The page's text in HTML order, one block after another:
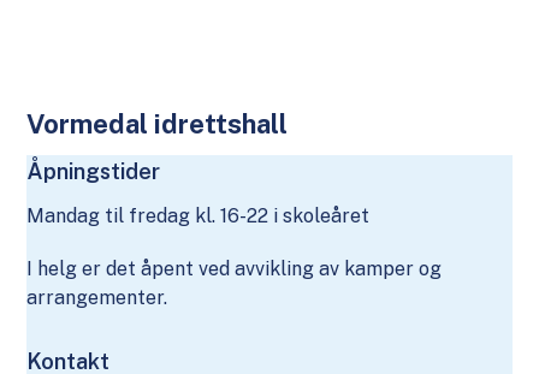
Vormedal idrettshall
Åpningstider
Mandag til fredag kl. 16-22 i skoleåret
I helg er det åpent ved avvikling av kamper og
arrangementer.
Kontakt